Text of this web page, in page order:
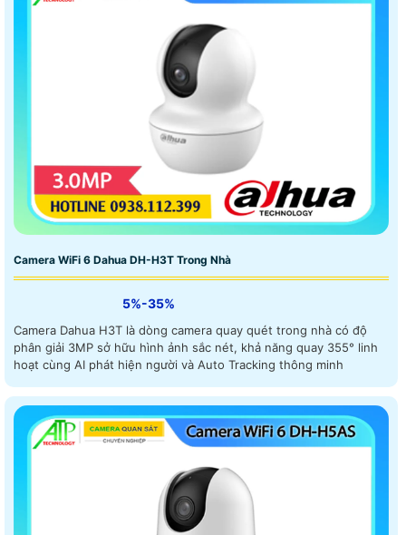
Camera WiFi 6 Dahua DH-H3T Trong Nhà
5%-35%
Camera Dahua H3T là dòng camera quay quét trong nhà có độ
phân giải 3MP sở hữu hình ảnh sắc nét, khả năng quay 355° linh
hoạt cùng AI phát hiện người và Auto Tracking thông minh